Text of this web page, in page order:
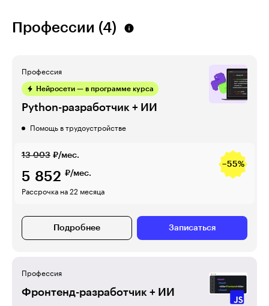
Профессии (4)
Профессия
Нейросети — в программе курса
Python-разработчик + ИИ
Помощь в трудоустройстве
13 003 ₽/мес.
−55%
5 852 ₽/мес.
Рассрочка на 22 месяца
Подробнее Записаться
Профессия
Фронтенд-разработчик + ИИ